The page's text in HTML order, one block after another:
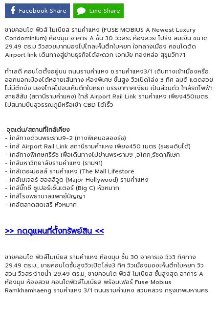
Facebook Share Line Share
ขายคอนโด ฟิวส์ โมเบียส รามคำแหง (FUSE MOBIUS A Newest Luxury
Condominium) ห้องมุม อาคาร A ชั้น 30 วิวสระ ห้องสวย โปร่ง ลมเย็น ขนาด
29.49 ตร.ม วิวสวยมากมองไปไกลเห็นตึกใบหยก ใจกลางเมือง คอนโดติด
Airport link เดินทางสู่ย่านธุรกิจได้สะดวก เอกมัย ทองหล่อ สุขุมวิท71
ทำเลดี คอนโดตั้งอยู่บน ถนนรามคำแหง ซ.รามคำแหง3/1 เดินทางเข้าเมืองหรือ
ออกนอกเมืองได้หลายเส้นทาง ห้องพิเศษ ชั้นสูง วิวเปิดโล่ง 3 ทิศ ลมดี แดดสวย
ไม่มีตึกบัง มองไกลไปจนเห็นตึกใบหยก บรรยากาศเงียบ เป็นส่วนตัว ใกล้รถไฟฟ้า
สายสีส้ม (สถานีรามคำแหง) ใกล้ Airport Rail Link รามคำแหง เพียง450เมตร
ไปสนามบินสุวรรณภูมิหรือเข้า CBD ได้เร็ว
จุดเด่น/สถานที่ใกล้เคียง
- ใกล้ทางด่วนพระราม9-2 (ทางพิเศษฉลองรัช)
- ใกล้ Airport Rail Link สถานีรามคำแหง เพียง450 เมตร (ระยะเดินได้)
- ใกล้ทางพิเศษศรีรัช เพื่อเดินทางไปย่านพระราม9 ,อโศก,รัชดาภิเษก
- ใกล้มหาวิทยาลัยรามคำแหง (รามฯ1)
- ใกล้เดอะมอลล์ รามคำแหง (The Mall Lifestore
- ใกล้เมเจอร์ ฮอลลีวูด (Major Hollywood) รามคำแหง
- ใกล้บิ๊กซี ซูเปอร์เซ็นเตอร์ (Big C) หัวหมาก
- ใกล้โรงพยาบาลแพทย์ปัญญา
- ใกล้ตลาดสดเสรี หัวหมาก
>> กดดูแผนที่ตั้งทรัพย์สิน <<
ขายคอนโด ฟิวส์โมเบียส รามคำแหง ห้องมุม ชั้น 30 อาคารเอ วิว3 ทิศทาง
29.49 ตร.ม., ขายคอนโดชั้นสูงวิวเปิดโล่ง3 ทิศ วิวเมืองมองเห็นตึกใบหยก วิว
สวน วิวสระว่ายน้ำ 29.49 ตร.ม, ขายคอนโด ฟิวส์ โมเบียส ชั้นสูงสุด อาคาร A
ห้องมุม ห้องสวย คอนโดฟิวส์โมเบียส พร้อมเฟอร์ Fuse Mobius
Ramkhamhaeng รามคำแหง 3/1 ถนนรามคำแหง สวนหลวง กรุงเทพมหานคร